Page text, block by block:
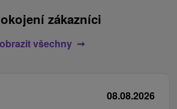
zákazníci
všechny
08.08.2026